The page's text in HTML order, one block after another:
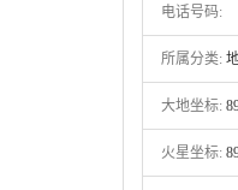
电话号码:
所属分类:
大地坐标:
火星坐标: